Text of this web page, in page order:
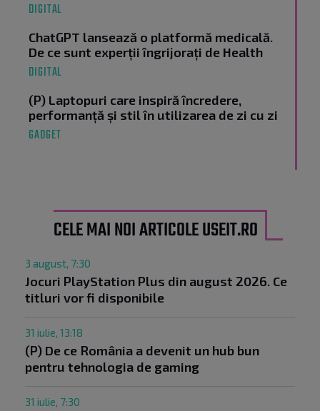
DIGITAL
ChatGPT lansează o platformă medicală.
De ce sunt experții îngrijorați de Health
DIGITAL
(P) Laptopuri care inspiră încredere,
performanță și stil în utilizarea de zi cu zi
GADGET
CELE MAI NOI ARTICOLE USEIT.RO
3 august, 7:30
Jocuri PlayStation Plus din august 2026. Ce
titluri vor fi disponibile
31 iulie, 13:18
(P) De ce România a devenit un hub bun
pentru tehnologia de gaming
31 iulie, 7:30